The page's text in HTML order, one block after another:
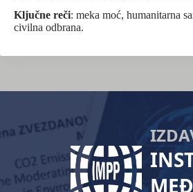
Ključne reči: meka moć, humanitarna
civilna odbrana.